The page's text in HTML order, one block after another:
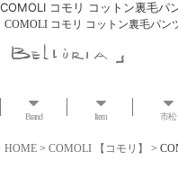
COMOLI コモリ コットン裏毛
COMOLI コモリ コットン裏毛パン
Brand Item 市松
HOME > COMOLI 【コモリ】 >